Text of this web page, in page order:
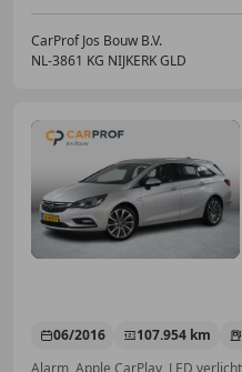
CarProf Jos Bouw B.V.
NL-3861 KG NIJKERK GLD
06/2016 107.954 km